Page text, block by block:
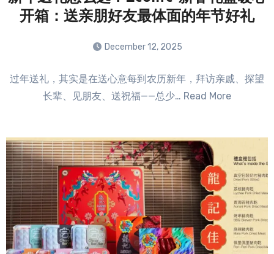
开箱：送亲朋好友最体面的年节好礼
December 12, 2025
Comments
过年送礼，其实是在送心意每到农历新年，拜访亲戚、探望
长辈、见朋友、送祝福——总少… Read More